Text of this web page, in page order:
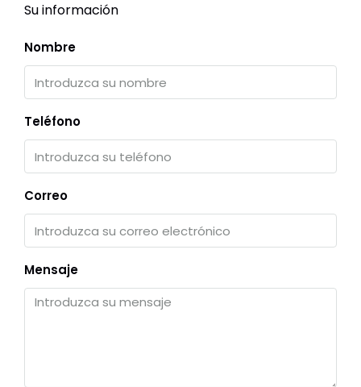
Su información
Nombre
Teléfono
Correo
Mensaje